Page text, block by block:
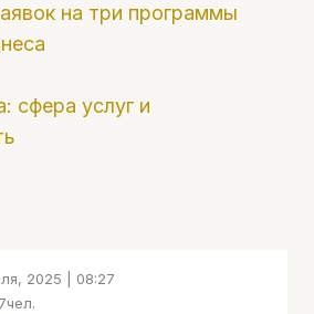
на три программы
сфера услуг и
2025 | 08:27
чел.